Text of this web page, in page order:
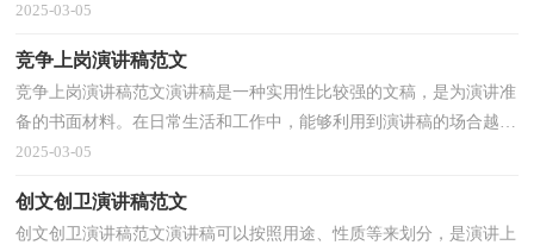
用。你知道讲话稿怎样才能写的好吗？下面是小编收集整...
2025-03-05
竞争上岗演讲稿范文
竞争上岗演讲稿范文演讲稿是一种实用性比较强的文稿，是为演讲准
备的书面材料。在日常生活和工作中，能够利用到演讲稿的场合越来
越多，写起演讲稿来就毫无头绪？以下是小编帮大家整...
2025-03-05
创文创卫演讲稿范文
创文创卫演讲稿范文演讲稿可以按照用途、性质等来划分，是演讲上